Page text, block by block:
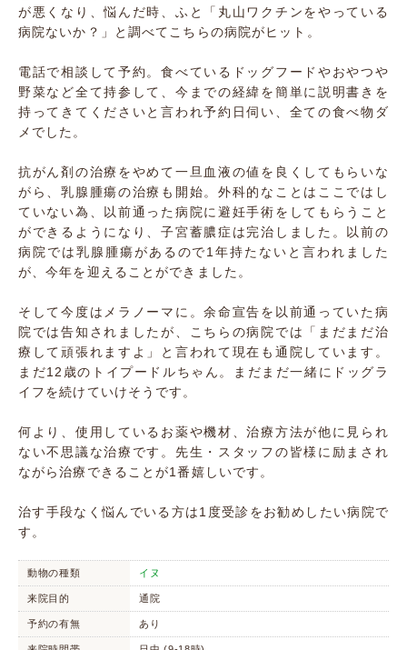
が悪くなり、悩んだ時、ふと「丸山ワクチンをやっている
病院ないか？」と調べてこちらの病院がヒット。
電話で相談して予約。食べているドッグフードやおやつや
野菜など全て持参して、今までの経緯を簡単に説明書きを
持ってきてくださいと言われ予約日伺い、全ての食べ物ダ
メでした。
抗がん剤の治療をやめて一旦血液の値を良くしてもらいな
がら、乳腺腫瘍の治療も開始。外科的なことはここではし
ていない為、以前通った病院に避妊手術をしてもらうこと
ができるようになり、子宮蓄膿症は完治しました。以前の
病院では乳腺腫瘍があるので1年持たないと言われました
が、今年を迎えることができました。
そして今度はメラノーマに。余命宣告を以前通っていた病
院では告知されましたが、こちらの病院では「まだまだ治
療して頑張れますよ」と言われて現在も通院しています。
まだ12歳のトイプードルちゃん。まだまだ一緒にドッグラ
イフを続けていけそうです。
何より、使用しているお薬や機材、治療方法が他に見られ
ない不思議な治療です。先生・スタッフの皆様に励まされ
ながら治療できることが1番嬉しいです。
治す手段なく悩んでいる方は1度受診をお勧めしたい病院で
す。
動物の種類 イヌ
来院目的 通院
予約の有無 あり